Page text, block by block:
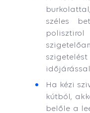
széles
időjárással
Ha kézi
kútból,
belőle a